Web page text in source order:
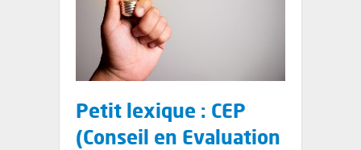
Petit lexique : CEP
(Conseil en Evaluation